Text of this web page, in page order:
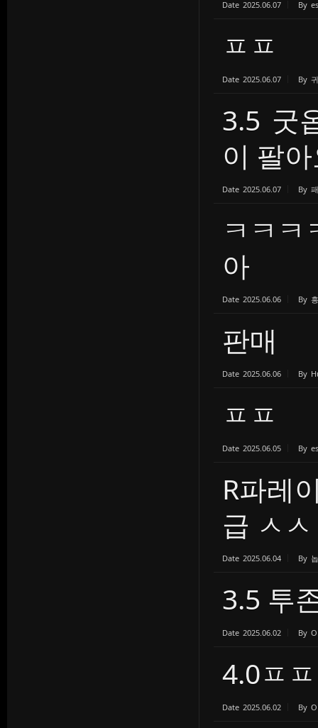
Date 2025.06.07 By
ㅍㅍ
Date 2025.06.07 By
3.5 굿
이 팔
Date 2025.06.07 By
ㅋㅋ
아
Date 2025.06.06 By
판매
Date 2025.06.06 By
ㅍㅍ
Date 2025.06.05 By
R파레
급 ㅅㅅ
Date 2025.06.04 By
3.5 투
Date 2025.06.02 By
4.0ㅍ
Date 2025.06.02 By